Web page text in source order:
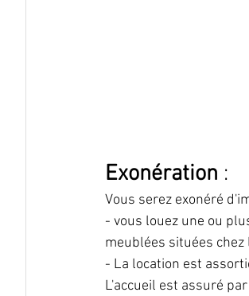
Exonération :
Vous serez exonéré
- vous louez une ou
meublées situées
- La location est
L'accueil est assuré